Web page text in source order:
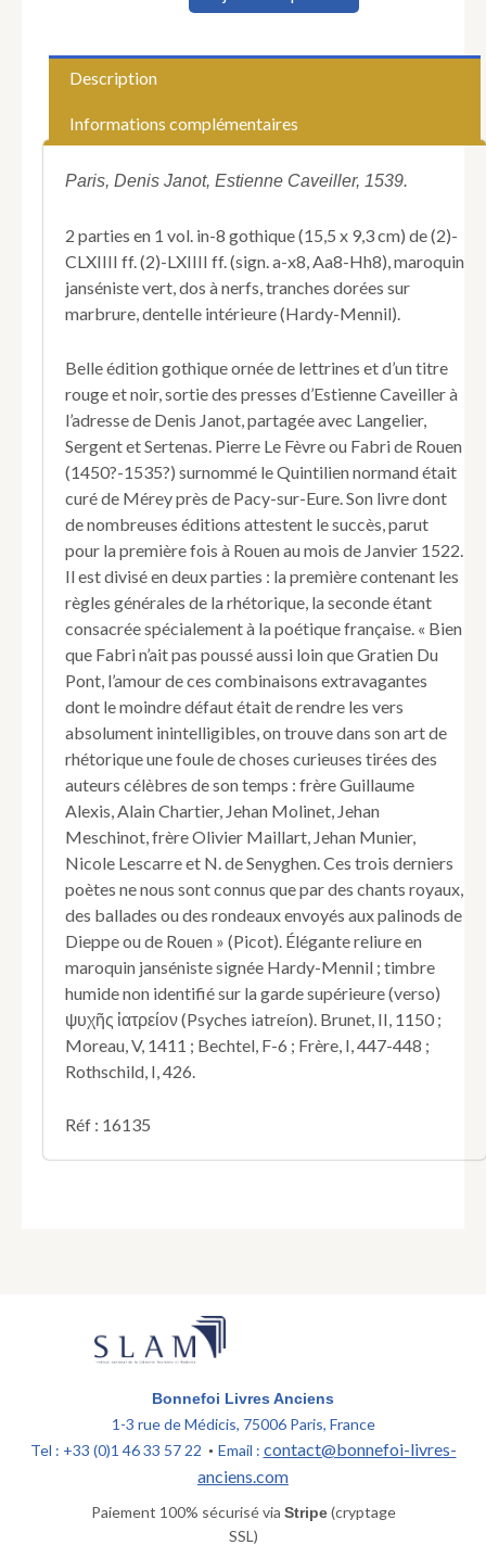
Grand
et
Art
Rhétoricque
utile,
proffitable
et
toutes
gens
qui
desirent
a
bien
elegantement
parler
et
escripre.
Compile
et
compose
par
tresexpert
scientifique
vray
orateur
par
maistre
Pierre
Description
Informations complémentaires
Paris, Denis Janot, Estienne Caveiller, 1539.
2 parties en 1 vol. in-8 gothique (15,5 x 9,3 cm) de (2)-
CLXIIII ff. (2)-LXIIII ff. (sign. a-x8, Aa8-Hh8), maroquin
janséniste vert, dos à nerfs, tranches dorées sur
marbrure, dentelle intérieure (Hardy-Mennil).
Belle édition gothique ornée de lettrines et d’un titre
rouge et noir, sortie des presses d’Estienne Caveiller à
l’adresse de Denis Janot, partagée avec Langelier,
Sergent et Sertenas. Pierre Le Fèvre ou Fabri de Rouen
(1450?-1535?) surnommé le Quintilien normand était
curé de Mérey près de Pacy-sur-Eure. Son livre dont
de nombreuses éditions attestent le succès, parut
pour la première fois à Rouen au mois de Janvier 1522.
Il est divisé en deux parties : la première contenant les
règles générales de la rhétorique, la seconde étant
consacrée spécialement à la poétique française. « Bien
que Fabri n’ait pas poussé aussi loin que Gratien Du
Pont, l’amour de ces combinaisons extravagantes
dont le moindre défaut était de rendre les vers
absolument inintelligibles, on trouve dans son art de
rhétorique une foule de choses curieuses tirées des
auteurs célèbres de son temps : frère Guillaume
Alexis, Alain Chartier, Jehan Molinet, Jehan
Meschinot, frère Olivier Maillart, Jehan Munier,
Nicole Lescarre et N. de Senyghen. Ces trois derniers
poètes ne nous sont connus que par des chants royaux,
des ballades ou des rondeaux envoyés aux palinods de
Dieppe ou de Rouen » (Picot). Élégante reliure en
maroquin janséniste signée Hardy-Mennil ; timbre
humide non identifié sur la garde supérieure (verso)
ψυχῆς ἰατρείον (Psyches iatreíon). Brunet, II, 1150 ;
Moreau, V, 1411 ; Bechtel, F-6 ; Frère, I, 447-448 ;
Rothschild, I, 426.
Réf : 16135
Bonnefoi Livres Anciens
1-3 rue de Médicis, 75006 Paris, France
Tel : +33 (0)1 46 33 57 22 • Email : contact@bonnefoi-livres-
anciens.com
Paiement 100% sécurisé via Stripe(cryptage
SSL)